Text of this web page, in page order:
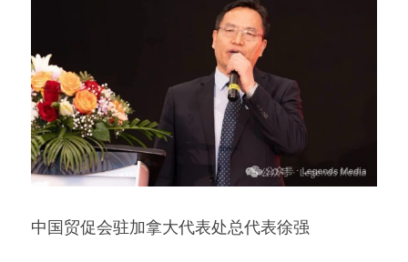
中国贸促会驻加拿大代表处总代表徐强